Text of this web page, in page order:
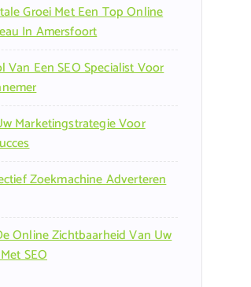
Groei Met Een Top Online
In Amersfoort
Van Een SEO Specialist Voor
Marketingstrategie Voor
Zoekmachine Adverteren
Online Zichtbaarheid Van Uw
SEO